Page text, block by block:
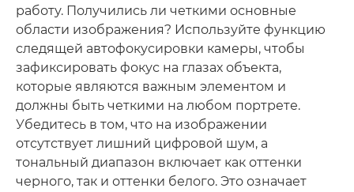
работу. Получились ли четкими основные
области изображения? Используйте функцию
следящей автофокусировки камеры, чтобы
зафиксировать фокус на глазах объекта,
которые являются важным элементом и
должны быть четкими на любом портрете.
Убедитесь в том, что на изображении
отсутствует лишний цифровой шум, а
тональный диапазон включает как оттенки
черного, так и оттенки белого. Это означает